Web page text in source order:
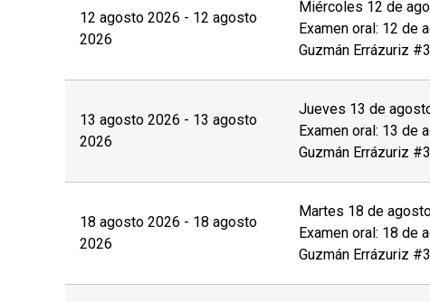
Las personas interesadas deberán completar la
derecho de esta página web y enviar los
de manera posterior a la coordinación a cargo:
Otros (preguntar a la unidad)
Con el objetivo de brindar las condiciones y
física, motriz, sensorial (visual o
proceso de postulación.
12 agosto 2026 - 12 agosto
2026
Miércoles 12 de
Examen oral: 12 de
Guzmán Errázuriz
13 agosto 2026 - 13 agosto
2026
Jueves 13 de
Examen oral: 13 de
Guzmán Errázuriz
18 agosto 2026 - 18 agosto
2026
Martes 18 de
Examen oral: 18 de
Guzmán Errázuriz